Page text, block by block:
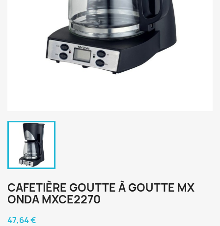
CAFETIÈRE GOUTTE À GOUTTE MX
ONDA MXCE2270
47,64 €